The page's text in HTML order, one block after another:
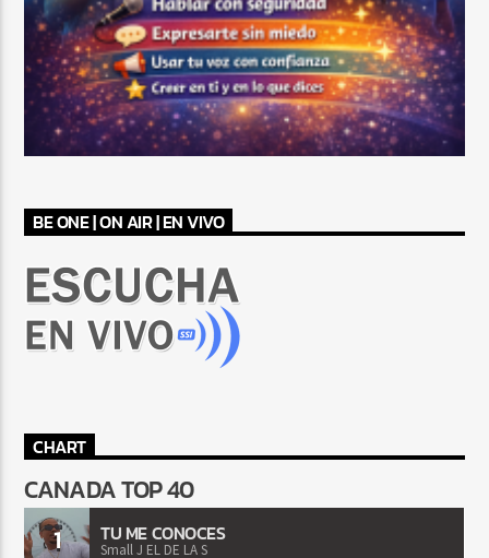
BE ONE | ON AIR | EN VIVO
CHART
CANADA TOP 40
1 TU ME CONOCES
Small J EL DE LA S